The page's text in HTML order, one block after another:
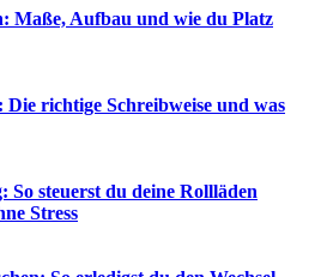
Maße, Aufbau und wie du Platz
richtige Schreibweise und was
So steuerst du deine Rollläden
Stress